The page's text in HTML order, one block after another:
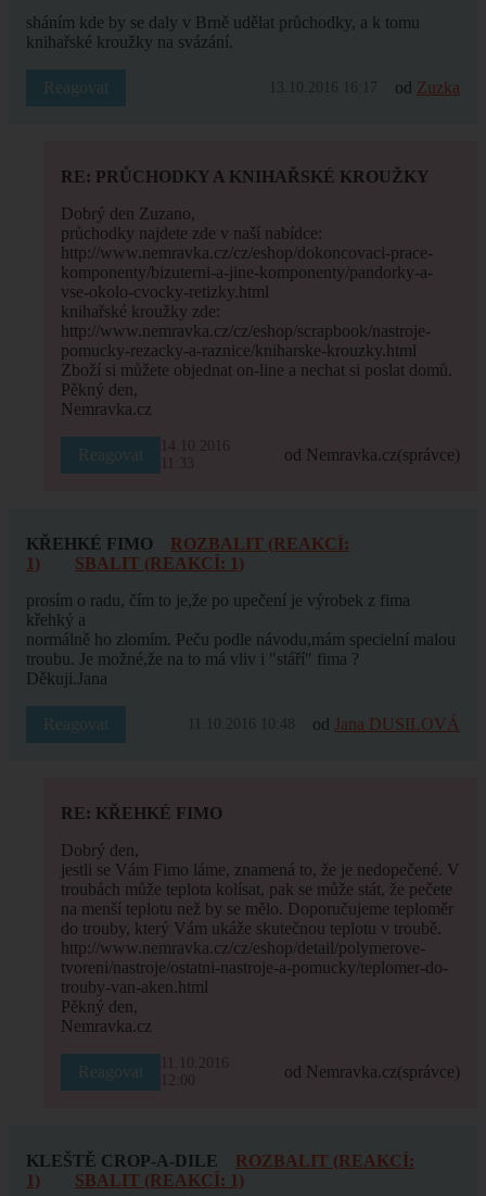
sháním kde by se daly v Brně udělat průchodky, a k tomu
knihařské kroužky na svázání.
Reagovat 13.10.2016 16:17 od Zuzka
RE: PRŮCHODKY A KNIHAŘSKÉ KROUŽKY
Dobrý den Zuzano,
průchodky najdete zde v naší nabídce:
http://www.nemravka.cz/cz/eshop/dokoncovaci-prace-
komponenty/bizuterni-a-jine-komponenty/pandorky-a-
vse-okolo-cvocky-retizky.html
knihařské kroužky zde:
http://www.nemravka.cz/cz/eshop/scrapbook/nastroje-
pomucky-rezacky-a-raznice/kniharske-krouzky.html
Zboží si můžete objednat on-line a nechat si poslat domů.
Pěkný den,
Nemravka.cz
Reagovat
14.10.2016
od Nemravka.cz(správce)
KŘEHKÉ FIMO
ROZBALIT (REAKCÍ:
1)
SBALIT (REAKCÍ: 1)
prosím o radu, čím to je,že po upečení je výrobek z fima
křehký a
normálně ho zlomím. Peču podle návodu,mám specielní malou
troubu. Je možné,že na to má vliv i "stáří" fima ?
Děkuji.Jana
Reagovat 11.10.2016 10:48 od Jana DUSILOVÁ
RE: KŘEHKÉ FIMO
Dobrý den,
jestli se Vám Fimo láme, znamená to, že je nedopečené. V
troubách může teplota kolísat, pak se může stát, že pečete
na menší teplotu než by se mělo. Doporučujeme teploměr
do trouby, který Vám ukáže skutečnou teplotu v troubě.
http://www.nemravka.cz/cz/eshop/detail/polymerove-
tvoreni/nastroje/ostatni-nastroje-a-pomucky/teplomer-do-
trouby-van-aken.html
Pěkný den,
Nemravka.cz
Reagovat
11.10.2016
12:00
od Nemravka.cz(správce)
KLEŠTĚ CROP-A-DILE
ROZBALIT (REAKCÍ:
1)
SBALIT (REAKCÍ: 1)